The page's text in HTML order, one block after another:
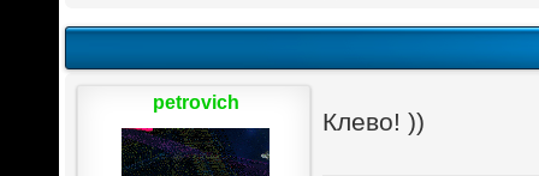
Клево! ))
petrovich